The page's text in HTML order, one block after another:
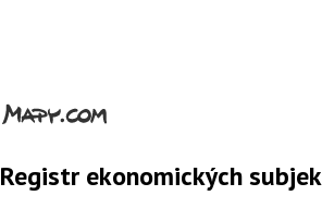
Registr ekonomických